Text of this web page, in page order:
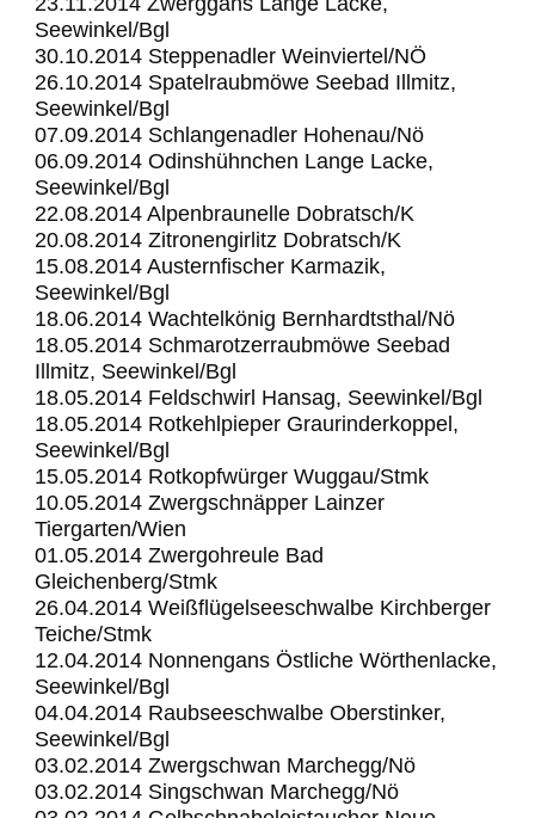
Seewinkel/Bgl
30.10.2014 Steppenadler Weinviertel/NÖ
26.10.2014 Spatelraubmöwe Seebad Illmitz,
Seewinkel/Bgl
07.09.2014 Schlangenadler Hohenau/Nö
06.09.2014 Odinshühnchen Lange Lacke,
Seewinkel/Bgl
22.08.2014 Alpenbraunelle Dobratsch/K
20.08.2014 Zitronengirlitz Dobratsch/K
15.08.2014 Austernfischer Karmazik,
Seewinkel/Bgl
18.06.2014 Wachtelkönig Bernhardtsthal/Nö
18.05.2014 Schmarotzerraubmöwe Seebad
Illmitz, Seewinkel/Bgl
18.05.2014 Feldschwirl Hansag, Seewinkel/Bgl
18.05.2014 Rotkehlpieper Graurinderkoppel,
Seewinkel/Bgl
15.05.2014 Rotkopfwürger Wuggau/Stmk
10.05.2014 Zwergschnäpper Lainzer
Tiergarten/Wien
01.05.2014 Zwergohreule Bad
Gleichenberg/Stmk
26.04.2014 Weißflügelseeschwalbe Kirchberger
Teiche/Stmk
12.04.2014 Nonnengans Östliche Wörthenlacke,
Seewinkel/Bgl
04.04.2014 Raubseeschwalbe Oberstinker,
Seewinkel/Bgl
03.02.2014 Zwergschwan Marchegg/Nö
03.02.2014 Singschwan Marchegg/Nö